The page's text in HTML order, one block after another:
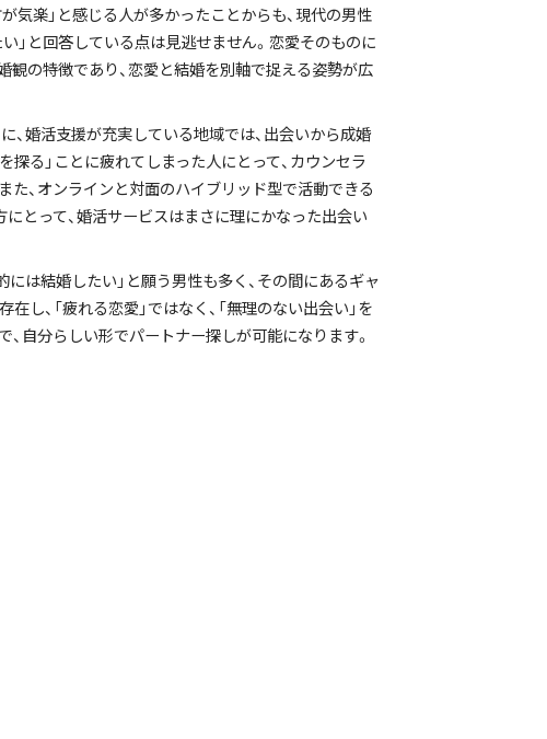
気楽」と感じる人が多かったことからも、現代の男性
」と回答している点は見逃せません。恋愛そのものに
観の特徴であり、恋愛と結婚を別軸で捉える姿勢が広
、婚活支援が充実している地域では、出会いから成婚
る」ことに疲れてしまった人にとって、カウンセラ
、オンラインと対面のハイブリッド型で活動できる
とって、婚活サービスはまさに理にかなった出会い
には結婚したい」と願う男性も多く、その間にあるギャ
、「疲れる恋愛」ではなく、「無理のない出会い」を
自分らしい形でパートナー探しが可能になります。